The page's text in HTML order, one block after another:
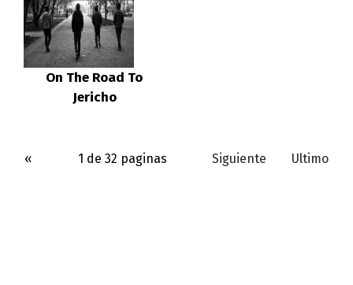
On The Road To
Jericho
« 1 de 32 paginas Siguiente Ultimo